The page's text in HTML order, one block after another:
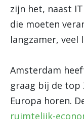
zijn het, naast
die moeten
langzamer, veel
Amsterdam
graag bij de top
Europa horen.
ruimtelijk-